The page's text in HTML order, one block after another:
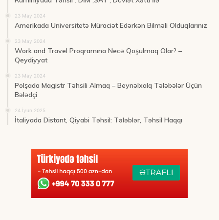
23 May 2024
Amerikada Universitetə Müraciət Edərkən Bilməli Olduqlarınız
23 May 2024
Work and Travel Proqramına Necə Qoşulmaq Olar? –
Qeydiyyat
23 May 2024
Polşada Magistr Təhsili Almaq – Beynəlxalq Tələbələr Üçün
Bələdçi
24 İyun 2025
İtaliyada Distant, Qiyabi Təhsil: Tələblər, Təhsil Haqqı